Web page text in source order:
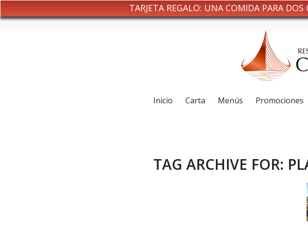
TARJETA REGALO: UNA COMIDA PARA
Inicio Carta Menús Promociones
TAG ARCHIVE FOR: